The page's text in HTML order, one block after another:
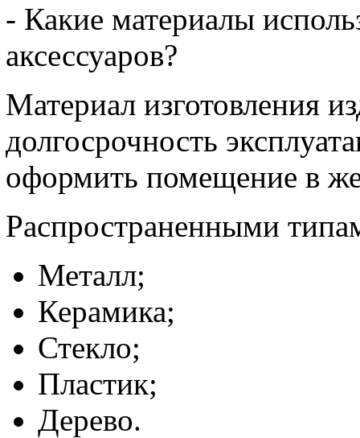
- Какие материалы
аксессуаров?
Материал изготовления
долгосрочность
оформить помещение в
Распространенными
Металл;
Керамика;
Стекло;
Пластик;
Дерево.